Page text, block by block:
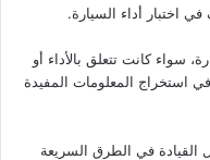
اختبار أداء السيارة.
سواء كانت تتعلق بالأداء أو
استخراج المعلومات المفيدة
القيادة في الطرق السريعة